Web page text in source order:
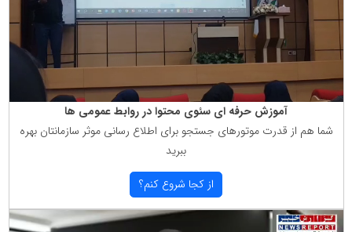
آموزش حرفه ای سئوی محتوا در روابط عمومی ها
شما هم از قدرت موتورهای جستجو برای اطلاع رسانی موثر سازمانتان بهره
ببرید
از كجا شروع كنم؟